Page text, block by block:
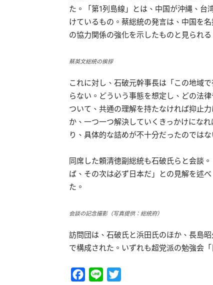
た。「第1列島線」とは、中国が沖縄、台
けているもの。蔡総統の発言は、中国を
の協力関係の強化を示したものと見られる
蔡英文総統の挨拶
これに対し、石破元幹事長は「この地域
らない。どういう事態を想定し、どの法
ついて、共通の理解を持たなければ抑止
か、一つ一つ解決していくきっかけにな
り、具体的な詰めが不十分だったのでは
同席した頼清徳副総統も石破氏らと会談
ば、その次は必ず日本だ」との見解を述
た。
会談の記念撮影（写真提供：総統府）
訪問団は、石破氏と浜田氏のほか、長島
で構成された。いずれも超党派の勉強会
Facebook
Line